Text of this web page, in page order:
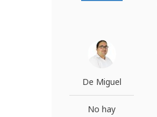
De Miguel
No hay